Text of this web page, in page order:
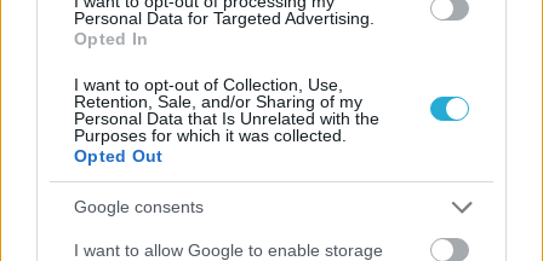
Personal Data for Targeted Advertising.
Opted In
I want to opt-out of Collection, Use,
Retention, Sale, and/or Sharing of my
Personal Data that Is Unrelated with the
Purposes for which it was collected.
Opted Out
Google consents
I want to allow Google to enable storage
παγκορασίδων ΕΠΕΣΘ που εγινε στο αθλητικό κέντρο
"Μιχάλης Τσίκινας" με συνδιοργανώτρια τη ΧΑΝΘ.